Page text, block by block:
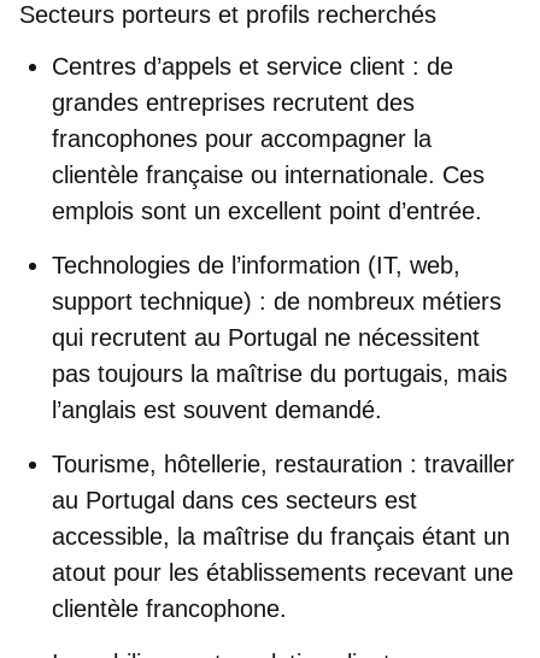
Secteurs porteurs et profils recherchés
Centres d’appels et service client : de
grandes entreprises recrutent des
francophones pour accompagner la
clientèle française ou internationale. Ces
emplois sont un excellent point d’entrée.
Technologies de l’information (IT, web,
support technique) : de nombreux métiers
qui recrutent au Portugal ne nécessitent
pas toujours la maîtrise du portugais, mais
l’anglais est souvent demandé.
Tourisme, hôtellerie, restauration : travailler
au Portugal dans ces secteurs est
accessible, la maîtrise du français étant un
atout pour les établissements recevant une
clientèle francophone.